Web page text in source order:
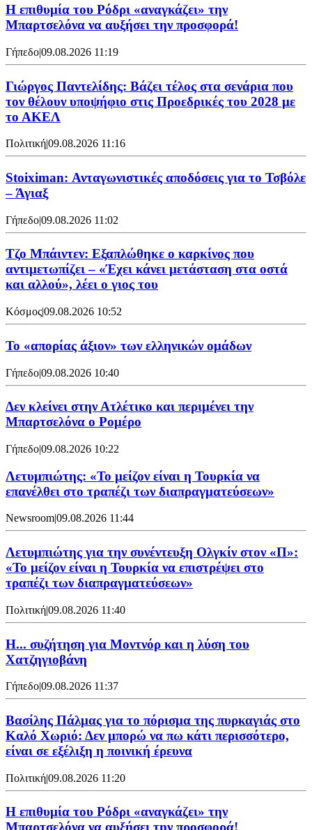
Η επιθυμία του Ρόδρι «αναγκάζει» την
Μπαρτσελόνα να αυξήσει την προσφορά!
Γήπεδο|09.08.2026 11:19
Γιώργος Παντελίδης: Βάζει τέλος στα σενάρια που
τον θέλουν υποψήφιο στις Προεδρικές του 2028 με
το ΑΚΕΛ
Πολιτική|09.08.2026 11:16
Stoiximan: Ανταγωνιστικές αποδόσεις για το Τσβόλε
– Άγιαξ
Γήπεδο|09.08.2026 11:02
Τζο Μπάιντεν: Εξαπλώθηκε ο καρκίνος που
αντιμετωπίζει – «Έχει κάνει μετάσταση στα οστά
και αλλού», λέει ο γιος του
Κόσμος|09.08.2026 10:52
Το «απορίας άξιον» των ελληνικών ομάδων
Γήπεδο|09.08.2026 10:40
Δεν κλείνει στην Ατλέτικο και περιμένει την
Μπαρτσελόνα ο Ρομέρο
Γήπεδο|09.08.2026 10:22
Λετυμπιώτης: «Το μείζον είναι η Τουρκία να
επανέλθει στο τραπέζι των διαπραγματεύσεων»
Newsroom|09.08.2026 11:44
Λετυμπιώτης για την συνέντευξη Ολγκίν στον «Π»:
«Το μείζον είναι η Τουρκία να επιστρέψει στο
τραπέζι των διαπραγματεύσεων»
Πολιτική|09.08.2026 11:40
Η... συζήτηση για Μοντνόρ και η λύση του
Χατζηγιοβάνη
Γήπεδο|09.08.2026 11:37
Βασίλης Πάλμας για το πόρισμα της πυρκαγιάς στο
Καλό Χωριό: Δεν μπορώ να πω κάτι περισσότερο,
είναι σε εξέλιξη η ποινική έρευνα
Πολιτική|09.08.2026 11:20
Η επιθυμία του Ρόδρι «αναγκάζει» την